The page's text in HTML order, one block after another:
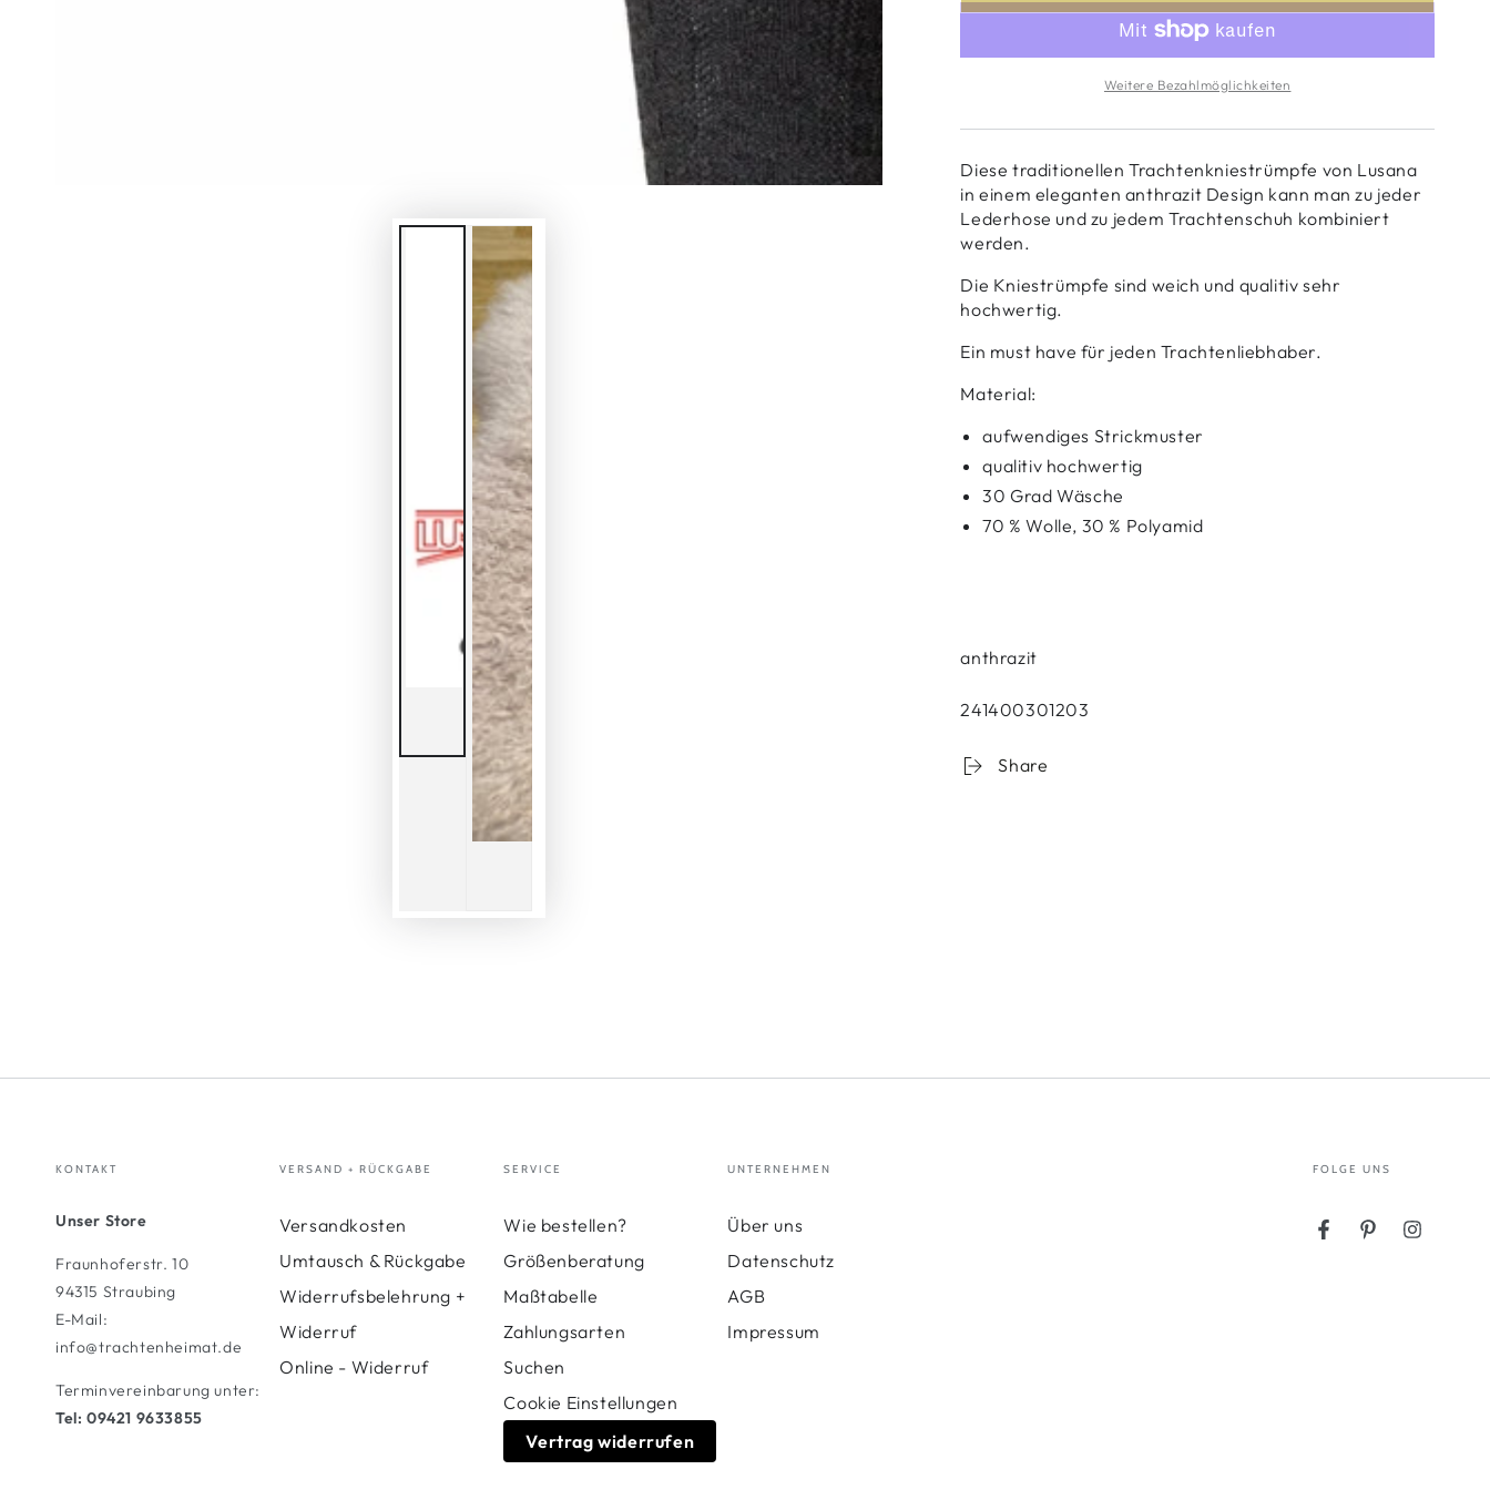
Weitere Bezahlmöglichkeiten
Diese traditionellen Trachtenkniestrümpfe von Lusana
in einem eleganten anthrazit Design kann man zu jeder
Lederhose und zu jedem Trachtenschuh kombiniert
werden.
Die Kniestrümpfe sind weich und qualitiv sehr
hochwertig.
Ein must have für jeden Trachtenliebhaber.
Material:
aufwendiges Strickmuster
qualitiv hochwertig
30 Grad Wäsche
70 % Wolle, 30 % Polyamid
anthrazit
241400301203
Share
KONTAKT
Unser Store
Fraunhoferstr. 10
94315 Straubing
E-Mail:
info@trachtenheimat.de
Terminvereinbarung unter:
Tel: 09421 9633855
VERSAND + RÜCKGABE
Versandkosten
Umtausch & Rückgabe
Widerrufsbelehrung +
Widerruf
Online - Widerruf
SERVICE
Wie bestellen?
Größenberatung
Maßtabelle
Zahlungsarten
Suchen
Cookie Einstellungen
Vertrag widerrufen
UNTERNEHMEN
Über uns
Datenschutz
AGB
Impressum
FOLGE UNS
FacebookPinterestInstagram